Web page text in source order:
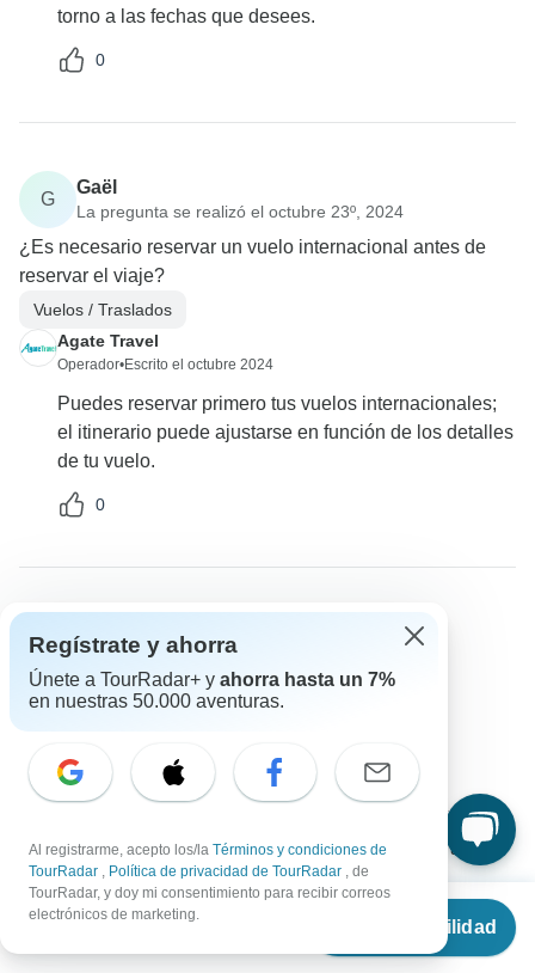
Desde €1,509
Ver disponibilidad
torno a las fechas que desees.
0
G
Gaël
La pregunta se realizó el octubre 23º, 2024
¿Es necesario reservar un vuelo internacional antes de
reservar el viaje?
Vuelos / Traslados
Agate Travel
Operador•Escrito el octubre 2024
Puedes reservar primero tus vuelos internacionales;
el itinerario puede ajustarse en función de los detalles
de tu vuelo.
0
D
Dany
La pregunta se realizó el septiembre 8º, 2024
¿Cuál es el precio de la visita guiada para niños?
Agate Travel
Operador Escrito el septiembre 2024
A los niños mayores de 12 años se les cobrará como
a los adultos, mientras que los menores de 12 años
se beneficiarán de un precio preferente.
0
Regístrate y ahorra
Únete a TourRadar+ y ahorra hasta un 7%
en nuestras 50.000 aventuras.
Al registrarme, acepto los/la Términos y condiciones de
TourRadar , Política de privacidad de TourRadar , de
TourRadar, y doy mi consentimiento para recibir correos
electrónicos de marketing.